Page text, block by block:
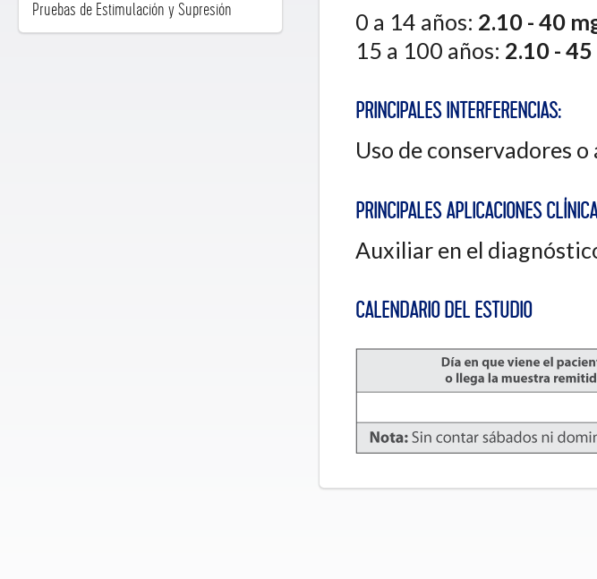
Pruebas de Estimulación y Supresión 0 a 14 años: 2.10 - 40
15 a 100 años: 2.10 -
PRINCIPALES INTERFERENCIAS:
Uso de conservadores o
PRINCIPALES APLICACIONES
Auxiliar en el
CALENDARIO DEL ESTUDIO